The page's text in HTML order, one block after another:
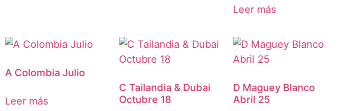
Leer más
A Colombia Julio
Leer más
C Tailandia & Dubai
Octubre 18
D Maguey Blanco
Abril 25